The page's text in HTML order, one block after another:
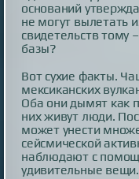
оснований
не могут вылетать
свидетельств
базы?
Вот сухие факты.
мексиканских
Оба они дымят как
них живут люди.
может унести
сейсмической
наблюдают с
удивительные вещи.